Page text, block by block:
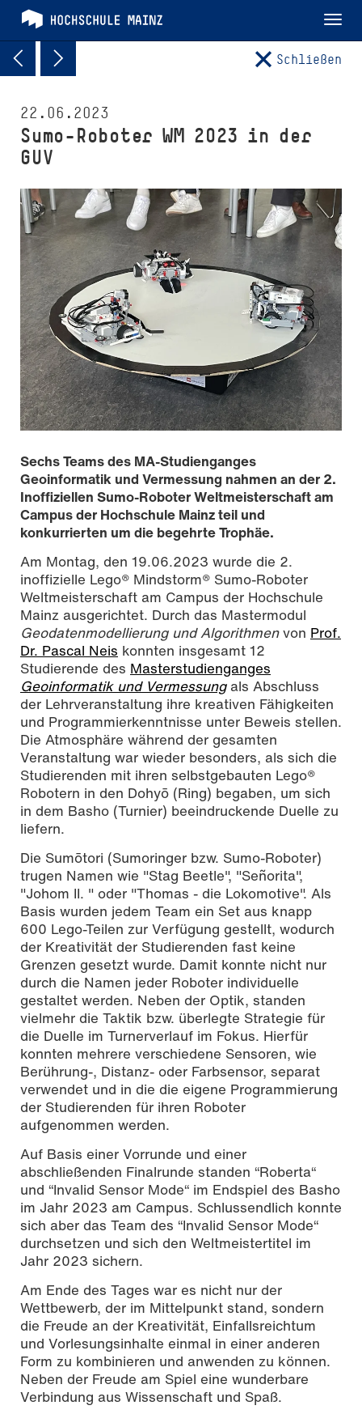
Schließen
22.06.2023
Sumo-Roboter WM 2023 in der
GUV
Sumo-Roboter WM 2023, Foto: Hochschule Mainz
Sechs Teams des MA-Studienganges
Geoinformatik und Vermessung nahmen an der 2.
Inoffiziellen Sumo-Roboter Weltmeisterschaft am
Campus der Hochschule Mainz teil und
konkurrierten um die begehrte Trophäe.
Am Montag, den 19.06.2023 wurde die 2.
inoffizielle Lego® Mindstorm® Sumo-Roboter
Weltmeisterschaft am Campus der Hochschule
Mainz ausgerichtet. Durch das Mastermodul
Geodatenmodellierung und Algorithmenvon Prof.
Dr. Pascal Neis konnten insgesamt 12
Studierende des Masterstudienganges
Geoinformatik und Vermessungals Abschluss
der Lehrveranstaltung ihre kreativen Fähigkeiten
und Programmierkenntnisse unter Beweis stellen.
Die Atmosphäre während der gesamten
Veranstaltung war wieder besonders, als sich die
Studierenden mit ihren selbstgebauten Lego®
Robotern in den Dohyō (Ring) begaben, um sich
in dem Basho (Turnier) beeindruckende Duelle zu
liefern.
Die Sumōtori (Sumoringer bzw. Sumo-Roboter)
trugen Namen wie "Stag Beetle", "Señorita",
"Johom II. " oder "Thomas - die Lokomotive". Als
Basis wurden jedem Team ein Set aus knapp
600 Lego-Teilen zur Verfügung gestellt, wodurch
der Kreativität der Studierenden fast keine
Grenzen gesetzt wurde. Damit konnte nicht nur
durch die Namen jeder Roboter individuelle
gestaltet werden. Neben der Optik, standen
vielmehr die Taktik bzw. überlegte Strategie für
die Duelle im Turnerverlauf im Fokus. Hierfür
konnten mehrere verschiedene Sensoren, wie
Berührung-, Distanz- oder Farbsensor, separat
verwendet und in die die eigene Programmierung
der Studierenden für ihren Roboter
aufgenommen werden.
Auf Basis einer Vorrunde und einer
abschließenden Finalrunde standen “Roberta“
und “Invalid Sensor Mode“ im Endspiel des Basho
im Jahr 2023 am Campus. Schlussendlich konnte
sich aber das Team des “Invalid Sensor Mode“
durchsetzen und sich den Weltmeistertitel im
Jahr 2023 sichern.
Am Ende des Tages war es nicht nur der
Wettbewerb, der im Mittelpunkt stand, sondern
die Freude an der Kreativität, Einfallsreichtum
und Vorlesungsinhalte einmal in einer anderen
Form zu kombinieren und anwenden zu können.
Neben der Freude am Spiel eine wunderbare
Verbindung aus Wissenschaft und Spaß.